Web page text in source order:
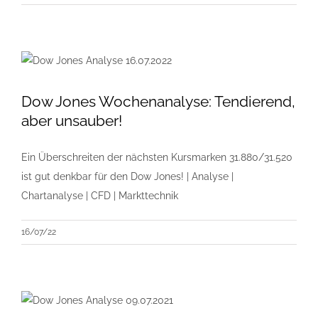
Dow Jones Wochenanalyse: Tendierend,
aber unsauber!
Ein Überschreiten der nächsten Kursmarken 31.880/31.520
ist gut denkbar für den Dow Jones! | Analyse |
Chartanalyse | CFD | Markttechnik
16/07/22